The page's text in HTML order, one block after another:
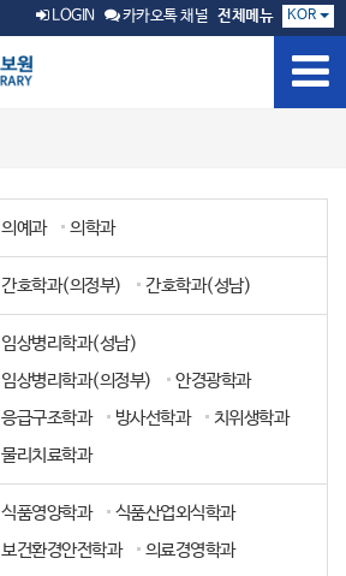
LOGIN 카카오톡 채널 전체메뉴 KOR
의예과 의학과
간호학과(의정부) 간호학과(성남)
임상병리학과(성남)
임상병리학과(의정부)
안경광학과
응급구조학과
방사선학과
치위생학과
물리치료학과
식품영양학과
식품산업외식학과
보건환경안전학과
의료경영학과